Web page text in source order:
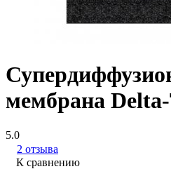
мембрана
5.0
2 отзыва
К сравнению